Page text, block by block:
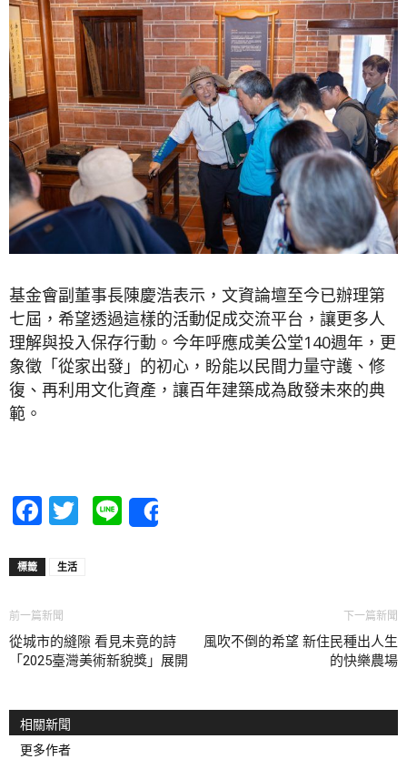
基金會副董事長陳慶浩表示，文資論壇至今已辦理第
七屆，希望透過這樣的活動促成交流平台，讓更多人
理解與投入保存行動。今年呼應成美公堂140週年，更
象徵「從家出發」的初心，盼能以民間力量守護、修
復、再利用文化資產，讓百年建築成為啟發未來的典
範。
Facebook
Twitter
Line
標籤 生活
前一篇新聞
從城市的縫隙 看見未竟的詩
「2025臺灣美術新貌獎」展開
下一篇新聞
風吹不倒的希望 新住民種出人生
的快樂農場
相關新聞
更多作者